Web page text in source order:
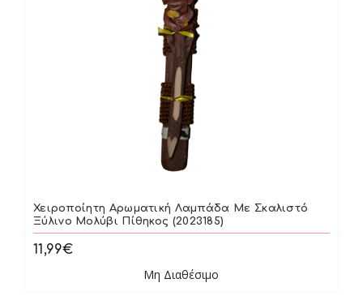
Χειροποίητη Αρωματική Λαμπάδα Με Σκαλιστό
Ξύλινο Μολύβι Πίθηκος (2023185)
11,99€
Μη Διαθέσιμο